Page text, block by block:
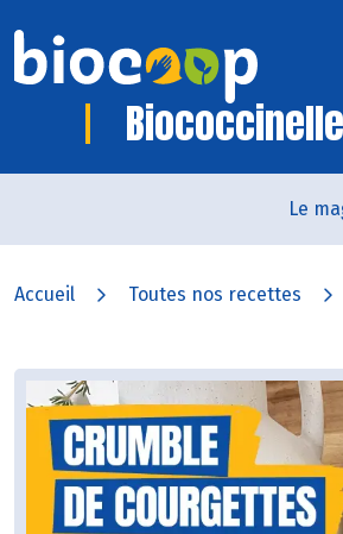
Biococcinelle
Le
Accueil Toutes nos recettes